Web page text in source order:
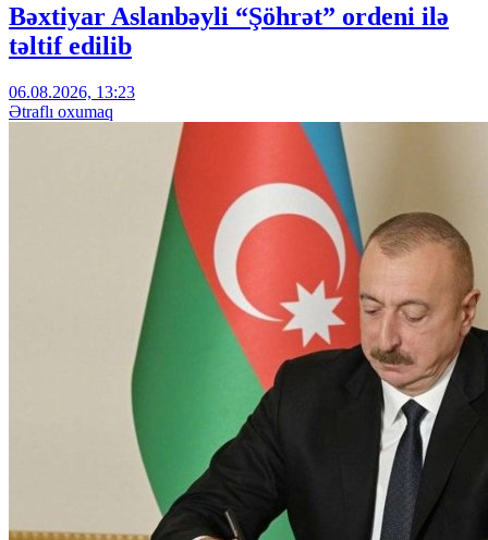
Bəxtiyar Aslanbəyli “Şöhrət” ordeni ilə
təltif edilib
06.08.2026, 13:23
Ətraflı oxumaq